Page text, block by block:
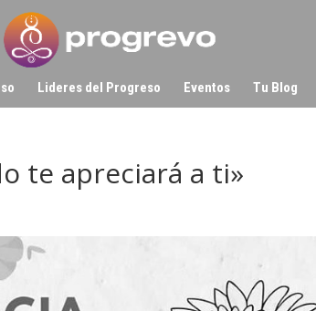
Lideres del Progreso Eventos Tu Blog
te apreciará a ti»